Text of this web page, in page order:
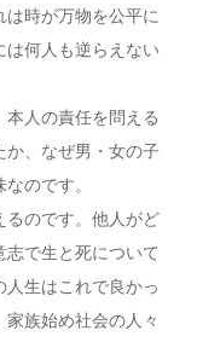
時が万物を公平に
何人も逆らえない
人の責任を問える
か、なぜ男・女の子
のです。
のです。他人がど
で生と死について
生はこれで良かっ
族始め社会の人々